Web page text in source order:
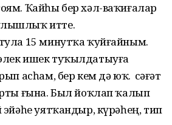
Ҡайһы бер хәл-ваҡиғалар
итте.
15 минутҡа ҡуйғайным.
ишек туҡылдатыуға
асһам, бер кем дә юҡ. Ә сәғәт
ғына. Был йоҡлап ҡалып
уятҡандыр, күрәһең, тип